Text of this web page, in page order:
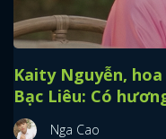
Kaity Nguyễn,
Bạc Liêu: Có
Nga Cao